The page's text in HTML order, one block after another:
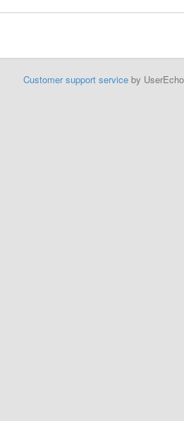
Customer support serviceby UserEcho